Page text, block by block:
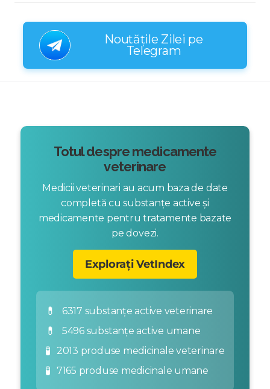
Noutățile Zilei pe
Telegram
Totul despre medicamente
veterinare
Medicii veterinari au acum baza de date
completă cu substanțe active și
medicamente pentru tratamente bazate
pe dovezi.
Explorați VetIndex
💊 6317 substanțe active veterinare
💊 5496 substanțe active umane
🧪 2013 produse medicinale veterinare
🧪 7165 produse medicinale umane